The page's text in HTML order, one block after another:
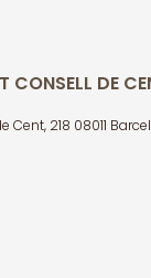
CONSELL DE
Cent, 218 08011